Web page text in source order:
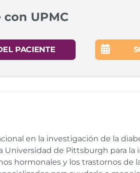
UPMC
PACIENTE
en la investigación de la
de Pittsburgh para la
hormonales y los trastornos de